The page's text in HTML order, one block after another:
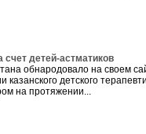
детей-астматиков
обнародовало на своем
детского
на протяжении...